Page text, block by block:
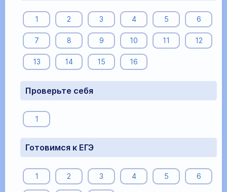
1 2 3 4 5 6
7 8 9 10 11 12
13 14 15 16
Проверьте себя
1
Готовимся к ЕГЭ
1 2 3 4 5 6